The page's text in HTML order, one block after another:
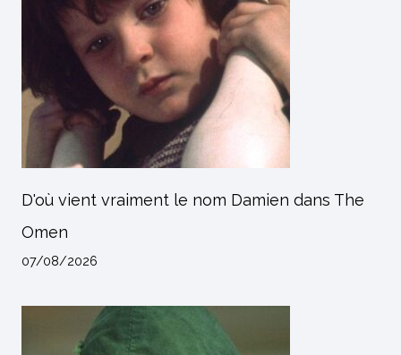
D'où vient vraiment le nom Damien dans The
Omen
07/08/2026